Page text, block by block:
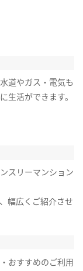
道やガス・電気も
生活ができます。
スリーマンション
幅広くご紹介させ
おすすめのご利用